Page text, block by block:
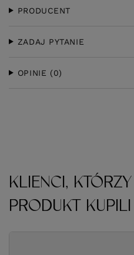
PRODUCENT
ZADAJ PYTANIE
OPINIE (0)
KLIENCI,
PRODUKT